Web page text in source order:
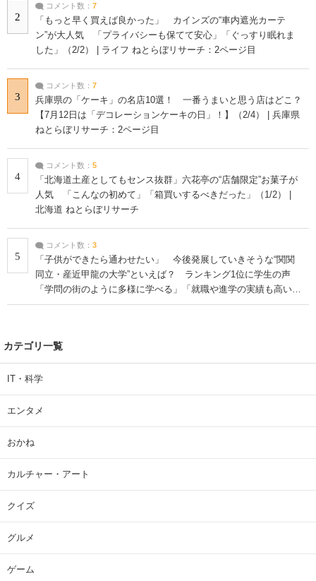
2
コメント数： 7
「もっと早く買えば良かった」 カインズの“車内遮光カーテ
ン”が大人気 「プライバシーも保てて安心」「ぐっすり眠れま
した」（2/2） | ライフ ねとらぼリサーチ：2ページ目
3
コメント数： 7
兵庫県の「ケーキ」の名店10選！ 一番うまいと思う店はどこ？
【7月12日は「デコレーションケーキの日」！】（2/4） | 兵庫県
ねとらぼリサーチ：2ページ目
4
コメント数： 5
「北海道土産としてもセンス抜群」六花亭の“店舗限定”お菓子が
人気 「こんなの初めて」「箱買いするべきだった」（1/2） |
北海道 ねとらぼリサーチ
5
コメント数： 3
「子供ができたら通わせたい」 今後発展していきそうな“関関
同立・産近甲龍の大学”といえば？ ランキング1位に学生の声
「学問の街のように多様に学べる」「就職や進学の実績も高い」
| 大学 ねとらぼリサーチ
カテゴリ一覧
IT・科学
エンタメ
おかね
カルチャー・アート
クイズ
グルメ
ゲーム